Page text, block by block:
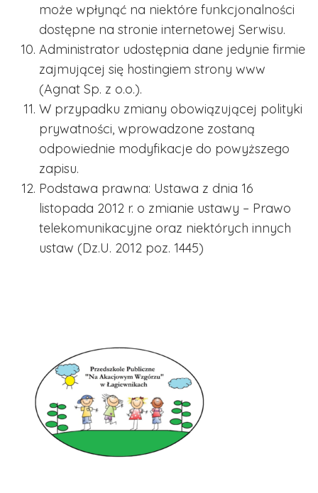
może wpłynąć na niektóre funkcjonalności
dostępne na stronie internetowej Serwisu.
Administrator udostępnia dane jedynie firmie
zajmującej się hostingiem strony www
(Agnat Sp. z o.o.).
W przypadku zmiany obowiązującej polityki
prywatności, wprowadzone zostaną
odpowiednie modyfikacje do powyższego
zapisu.
Podstawa prawna: Ustawa z dnia 16
listopada 2012 r. o zmianie ustawy – Prawo
telekomunikacyjne oraz niektórych innych
ustaw (Dz.U. 2012 poz. 1445)